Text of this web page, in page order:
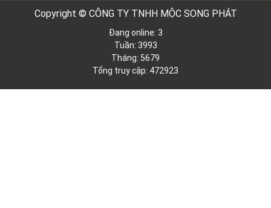
Copyright © CÔNG TY TNHH MỘC SONG PHÁT
Đang online: 3
Tuần: 3993
Tháng: 5679
Tổng truy cập: 472923